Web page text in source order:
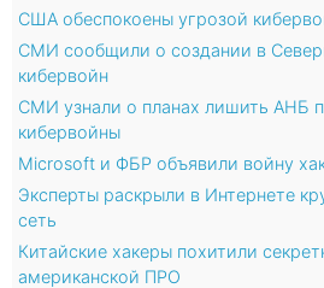
США обеспокоены угрозой
СМИ сообщили о создании в
кибервойн
СМИ узнали о планах лишить АНБ
кибервойны
Microsoft и ФБР объявили войну
Эксперты раскрыли в Интернете
сеть
Китайские хакеры похитили
американской ПРО